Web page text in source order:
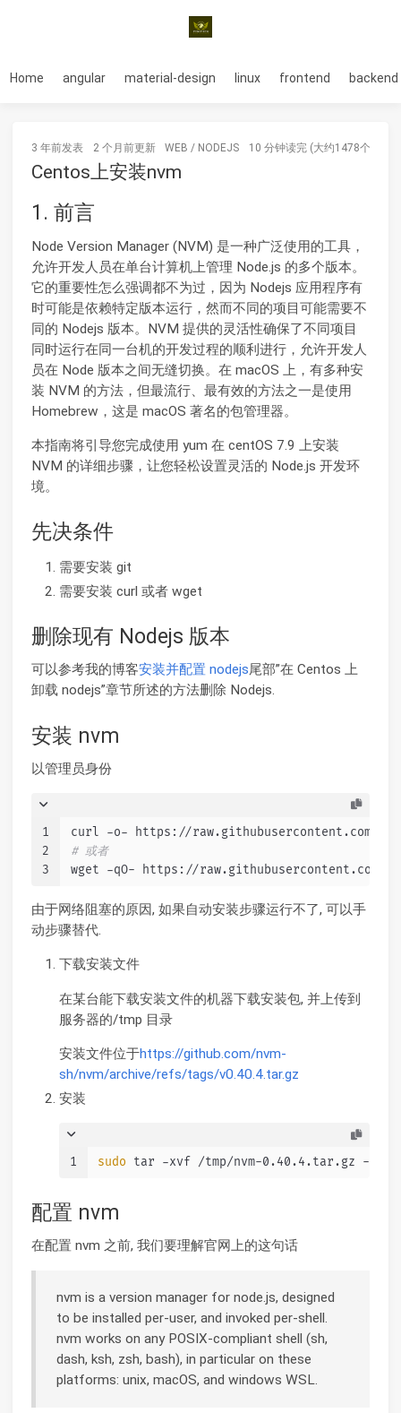
Home angular material-design linux frontend backend
3 年前发表 2 个月前更新 WEB / NODEJS 10 分钟读完 (大约1478个字)
Centos上安装nvm
1. 前言
Node Version Manager (NVM) 是一种广泛使用的工具，
允许开发人员在单台计算机上管理 Node.js 的多个版本。
它的重要性怎么强调都不为过，因为 Nodejs 应用程序有
时可能是依赖特定版本运行，然而不同的项目可能需要不
同的 Nodejs 版本。NVM 提供的灵活性确保了不同项目
同时运行在同一台机的开发过程的顺利进行，允许开发人
员在 Node 版本之间无缝切换。在 macOS 上，有多种安
装 NVM 的方法，但最流行、最有效的方法之一是使用
Homebrew，这是 macOS 著名的包管理器。
本指南将引导您完成使用 yum 在 centOS 7.9 上安装
NVM 的详细步骤，让您轻松设置灵活的 Node.js 开发环
境。
先决条件
需要安装 git
需要安装 curl 或者 wget
删除现有 Nodejs 版本
可以参考我的博客安装并配置 nodejs尾部”在 Centos 上
卸载 nodejs”章节所述的方法删除 Nodejs.
安装 nvm
以管理员身份
1
2
3
curl -o- https://raw.githubusercontent.com/
# 或者
wget -qO- https://raw.githubusercontent.com/
由于网络阻塞的原因, 如果自动安装步骤运行不了, 可以手
动步骤替代.
下载安装文件
在某台能下载安装文件的机器下载安装包, 并上传到
服务器的/tmp 目录
安装文件位于https://github.com/nvm-
sh/nvm/archive/refs/tags/v0.40.4.tar.gz
安装
1 sudo tar -xvf /tmp/nvm-0.40.4.tar.gz -C /
配置 nvm
在配置 nvm 之前, 我们要理解官网上的这句话
nvm is a version manager for node.js, designed
to be installed per-user, and invoked per-shell.
nvm works on any POSIX-compliant shell (sh,
dash, ksh, zsh, bash), in particular on these
platforms: unix, macOS, and windows WSL.